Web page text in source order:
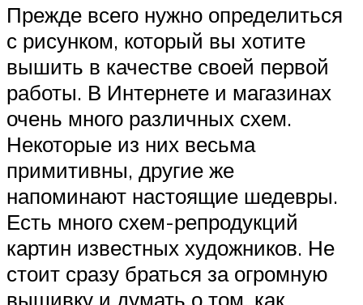
Прежде всего нужно определиться
с рисунком, который вы хотите
вышить в качестве своей первой
работы. В Интернете и магазинах
очень много различных схем.
Некоторые из них весьма
примитивны, другие же
напоминают настоящие шедевры.
Есть много схем-репродукций
картин известных художников. Не
стоит сразу браться за огромную
вышивку и думать о том, как